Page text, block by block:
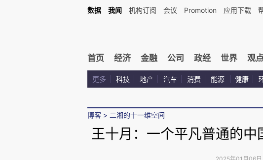
数据 我闻 机构订阅 会议 Promotion 应用下载
首页 经济 金融 公司 政经 世界 观
更多 科技 地产 汽车 消费 能源 健康
博客 > 二湘的十一维空间
王十月：一个平凡普通的